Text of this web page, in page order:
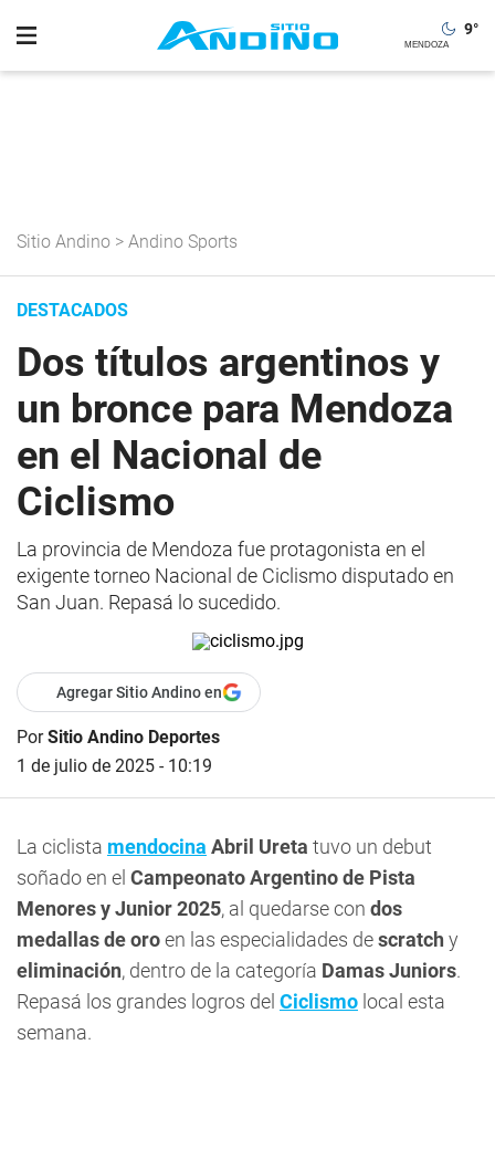
9°
Sitio Andino > Andino Sports
DESTACADOS
Dos títulos argentinos y
un bronce para Mendoza
en el Nacional de
Ciclismo
La provincia de Mendoza fue protagonista en el
exigente torneo Nacional de Ciclismo disputado en
San Juan. Repasá lo sucedido.
Agregar Sitio Andino en
PorSitio Andino Deportes
1 de julio de 2025 - 10:19
La ciclista mendocina Abril Ureta tuvo un debut
soñado en el Campeonato Argentino de Pista
Menores y Junior 2025, al quedarse con dos
medallas de oroen las especialidades descratch y
eliminación, dentro de la categoría Damas Juniors.
Repasá los grandes logros del Ciclismo local esta
semana.